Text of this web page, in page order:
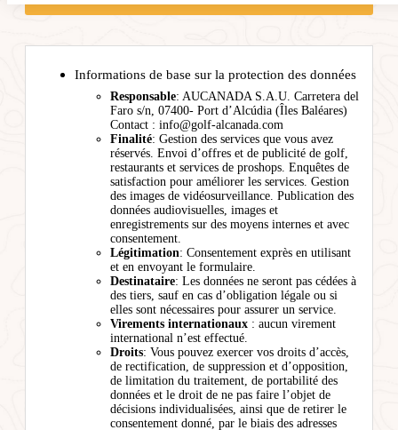
Informations de base sur la protection des données
Responsable: AUCANADA S.A.U. Carretera del
Faro s/n, 07400- Port d’Alcúdia (Îles Baléares)
Contact : info@golf-alcanada.com
Finalité: Gestion des services que vous avez
réservés. Envoi d’offres et de publicité de golf,
restaurants et services de proshops. Enquêtes de
satisfaction pour améliorer les services. Gestion
des images de vidéosurveillance. Publication des
données audiovisuelles, images et
enregistrements sur des moyens internes et avec
consentement.
Légitimation: Consentement exprès en utilisant
et en envoyant le formulaire.
Destinataire: Les données ne seront pas cédées à
des tiers, sauf en cas d’obligation légale ou si
elles sont nécessaires pour assurer un service.
Virements internationaux : aucun virement
international n’est effectué.
Droits: Vous pouvez exercer vos droits d’accès,
de rectification, de suppression et d’opposition,
de limitation du traitement, de portabilité des
données et le droit de ne pas faire l’objet de
décisions individualisées, ainsi que de retirer le
consentement donné, par le biais des adresses